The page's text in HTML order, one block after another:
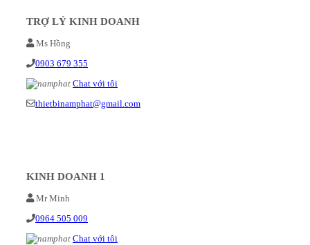
TRỢ LÝ KINH DOANH
Ms Hồng
0903 679 355
Chat với tôi
thietbinamphat@gmail.com
KINH DOANH 1
Mr Minh
0964 505 009
Chat với tôi